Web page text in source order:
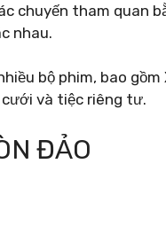
chuyến tham quan
nhau.
bộ phim, bao
và tiệc riêng tư.
ĐẢO